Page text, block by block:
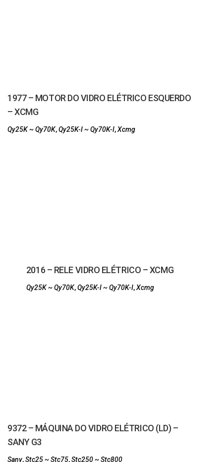
1977 – MOTOR DO VIDRO ELÉTRICO ESQUERDO
– XCMG
Qy25K ~ Qy70K,Qy25K-I ~ Qy70K-I,Xcmg
2016 – RELE VIDRO ELÉTRICO – XCMG
Qy25K ~ Qy70K,Qy25K-I ~ Qy70K-I,Xcmg
9372 – MÁQUINA DO VIDRO ELÉTRICO (LD) –
SANY G3
Sany,Stc25 ~ Stc75,Stc250 ~ Stc800